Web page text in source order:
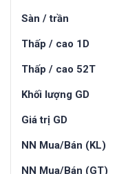
Sàn / trần
Thấp / cao 1D
Thấp / cao 52T
Khối lượng GD
Giá trị GD
NN Mua/Bán (KL)
NN Mua/Bán (GT)